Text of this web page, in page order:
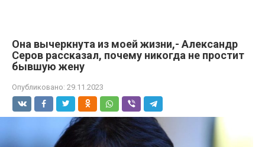
Она вычеркнута из моей жизни,- Александр
Серов рассказал, почему никогда не простит
бывшую жену
Опубликовано: 29.11.2023